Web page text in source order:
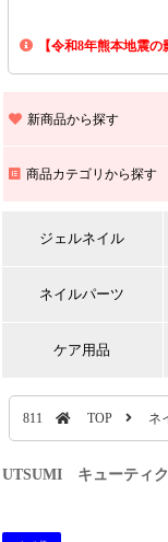
8/13(木)～8/16(日)の間
上記期間中のご注文・
【令和8年熊本地震
また､ 九州全域でお荷
新商品から探す
商品カテゴリから探す
ジェルネイル
ネイルパーツ
ケア用品
811 TOP ネ
UTSUMI キューティ